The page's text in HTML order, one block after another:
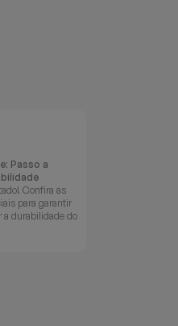
Passo a
Confira as
para garantir
durabilidade do